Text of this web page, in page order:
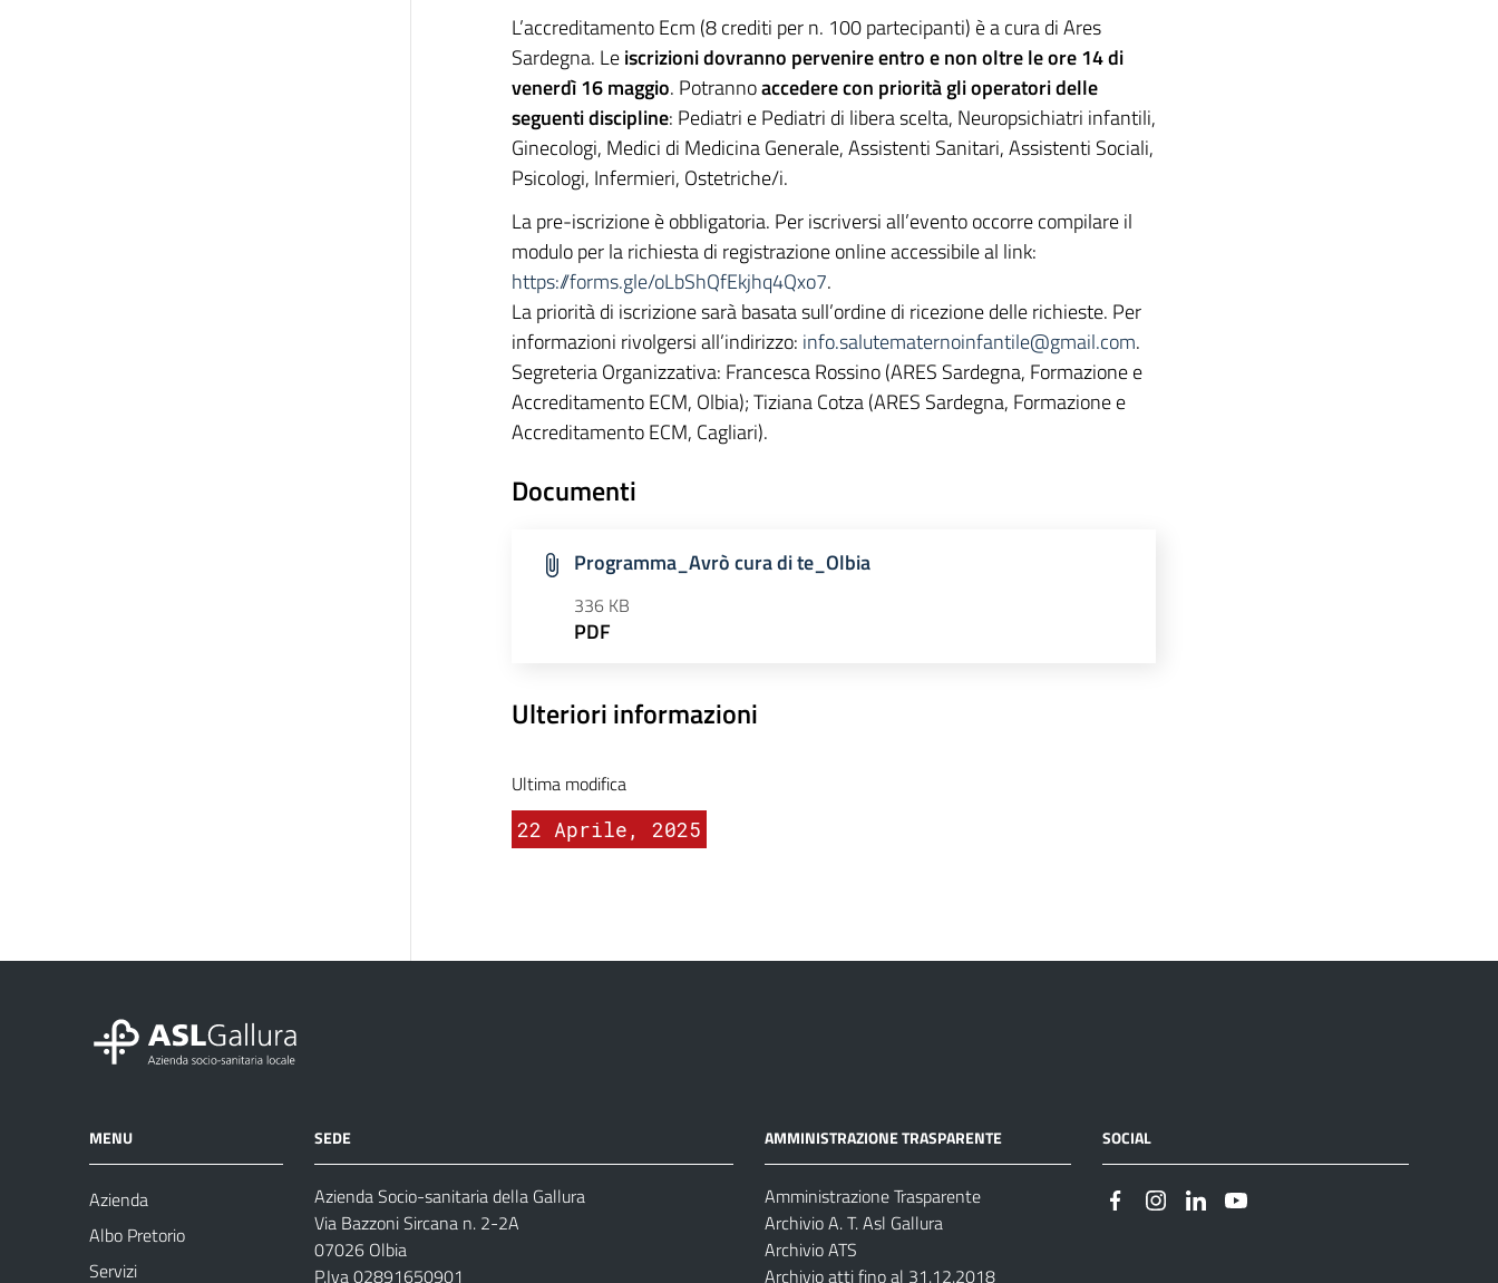
L’accreditamento Ecm (8 crediti per n. 100 partecipanti) è a cura di Ares
Sardegna. Leiscrizioni dovranno pervenire entro e non oltre le ore 14 di
venerdì 16 maggio. Potrannoaccedere con priorità gli operatori delle
seguenti discipline: Pediatri e Pediatri di libera scelta, Neuropsichiatri infantili,
Ginecologi, Medici di Medicina Generale, Assistenti Sanitari, Assistenti Sociali,
Psicologi, Infermieri, Ostetriche/i.
La pre-iscrizione è obbligatoria. Per iscriversi all’evento occorre compilare il
modulo per la richiesta di registrazione online accessibile al link:
https://forms.gle/oLbShQfEkjhq4Qxo7.
La priorità di iscrizione sarà basata sull’ordine di ricezione delle richieste. Per
informazioni rivolgersi all’indirizzo: info.salutematernoinfantile@gmail.com.
Segreteria Organizzativa: Francesca Rossino (ARES Sardegna, Formazione e
Accreditamento ECM, Olbia); Tiziana Cotza (ARES Sardegna, Formazione e
Accreditamento ECM, Cagliari).
Documenti
Programma_Avrò cura di te_Olbia
336 KB
PDF
Ulteriori informazioni
Ultima modifica
22 Aprile, 2025
MENU
Azienda
Albo Pretorio
Servizi
SEDE
Azienda Socio-sanitaria della Gallura
Via Bazzoni Sircana n. 2-2A
07026 Olbia
P.Iva 02891650901
AMMINISTRAZIONE TRASPARENTE
Amministrazione Trasparente
Archivio A. T. Asl Gallura
Archivio ATS
Archivio atti fino al 31.12.2018
SOCIAL